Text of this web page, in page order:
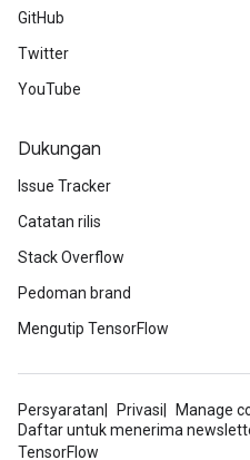
GitHub
Twitter
YouTube
Dukungan
Issue Tracker
Catatan rilis
Stack Overflow
Pedoman brand
Mengutip TensorFlow
Persyaratan Privasi
Manage
Daftar untuk menerima
TensorFlow